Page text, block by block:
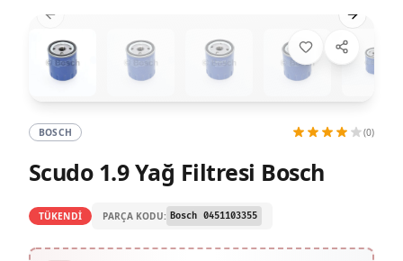
Previous slide Next
BOSCH (0)
Scudo 1.9 Yağ Filtresi Bosch
TÜKENDİ PARÇA KODU: Bosch 0451103355